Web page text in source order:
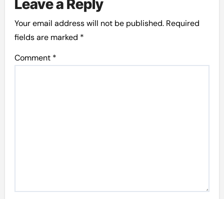
Leave a Reply
Your email address will not be published. Required
fields are marked *
Comment *